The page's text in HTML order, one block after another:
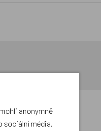
anonymně
sociální média,